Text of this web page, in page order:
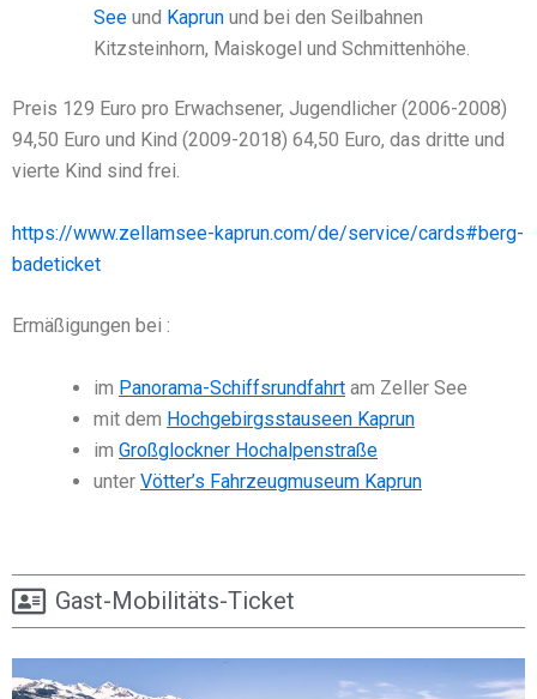
See und Kaprun und bei den Seilbahnen
Kitzsteinhorn, Maiskogel und Schmittenhöhe.
Preis 129 Euro pro Erwachsener, Jugendlicher (2006-2008)
94,50 Euro und Kind (2009-2018) 64,50 Euro, das dritte und
vierte Kind sind frei.
https://www.zellamsee-kaprun.com/de/service/cards#berg-
badeticket
Ermäßigungen bei :
im Panorama-Schiffsrundfahrt am Zeller See
mit dem Hochgebirgsstauseen Kaprun
im Großglockner Hochalpenstraße
unter Vötter’s Fahrzeugmuseum Kaprun
Gast-Mobilitäts-Ticket